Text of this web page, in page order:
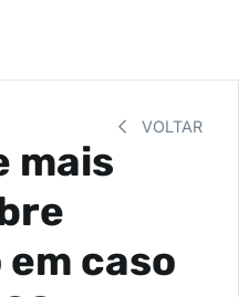
VOLTAR
mais
caso